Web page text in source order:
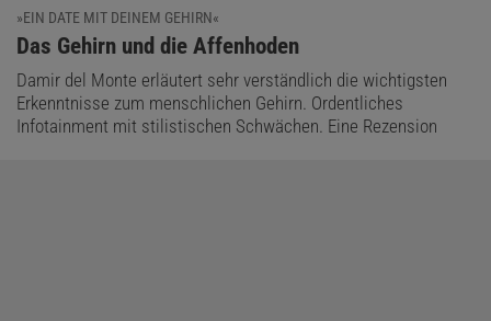
»EIN DATE MIT DEINEM GEHIRN«
:
Das Gehirn und die Affenhoden
Damir del Monte erläutert sehr verständlich die wichtigsten
Erkenntnisse zum menschlichen Gehirn. Ordentliches
Infotainment mit stilistischen Schwächen. Eine Rezension